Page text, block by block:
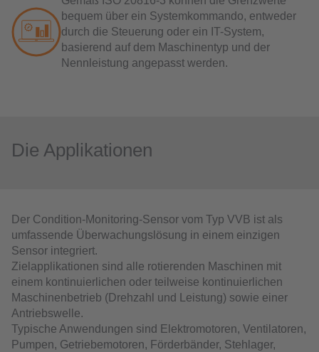
bequem über ein Systemkommando, entweder
durch die Steuerung oder ein IT-System,
basierend auf dem Maschinentyp und der
Nennleistung angepasst werden.
Die Applikationen
Der Condition-Monitoring-Sensor vom Typ VVB ist als
umfassende Überwachungslösung in einem einzigen
Sensor integriert.
Zielapplikationen sind alle rotierenden Maschinen mit
einem kontinuierlichen oder teilweise kontinuierlichen
Maschinenbetrieb (Drehzahl und Leistung) sowie einer
Antriebswelle.
Typische Anwendungen sind Elektromotoren, Ventilatoren,
Pumpen, Getriebemotoren, Förderbänder, Stehlager,